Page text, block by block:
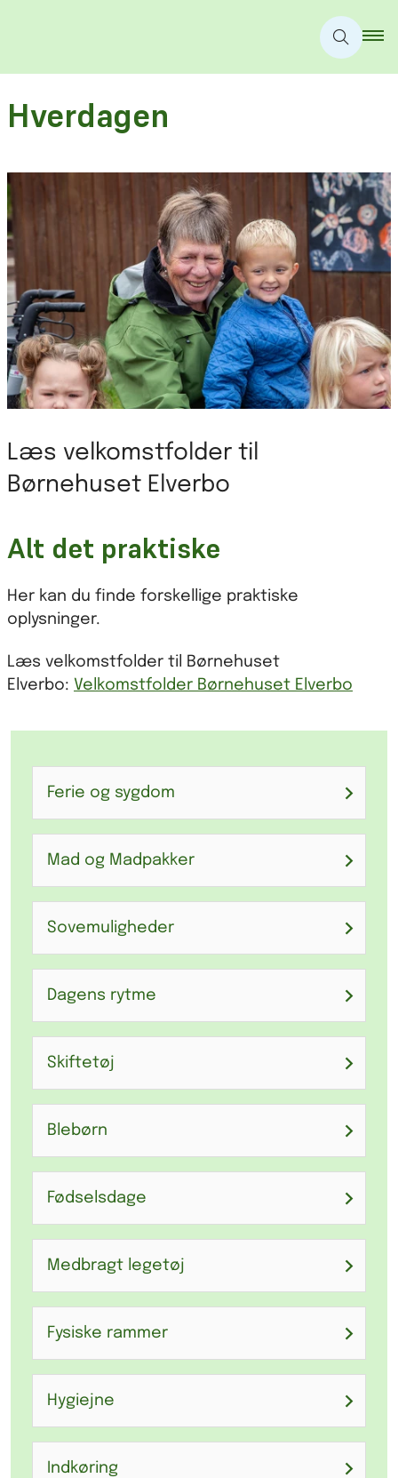
Hverdagen
Læs velkomstfolder til
Børnehuset Elverbo
Alt det praktiske
Her kan du finde forskellige praktiske
oplysninger.
Læs velkomstfolder til Børnehuset
Elverbo: Velkomstfolder Børnehuset Elverbo
Ferie og sygdom
Mad og Madpakker
Sovemuligheder
Dagens rytme
Skiftetøj
Blebørn
Fødselsdage
Medbragt legetøj
Fysiske rammer
Hygiejne
Indkøring